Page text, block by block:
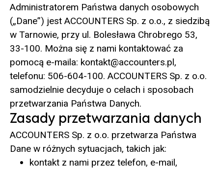
Administratorem Państwa danych osobowych
(„Dane”) jest ACCOUNTERS Sp. z o.o., z siedzibą
w Tarnowie, przy ul. Bolesława Chrobrego 53,
33-100. Można się z nami kontaktować za
pomocą e-maila: kontakt@accounters.pl,
telefonu: 506-604-100. ACCOUNTERS Sp. z o.o.
samodzielnie decyduje o celach i sposobach
przetwarzania Państwa Danych.
Zasady przetwarzania danych
ACCOUNTERS Sp. z o.o. przetwarza Państwa
Dane w różnych sytuacjach, takich jak:
kontakt z nami przez telefon, e-mail,